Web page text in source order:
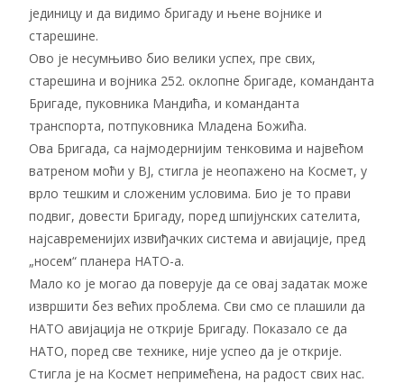
јединицу и да видимо бригаду и њене војнике и
старешине.
Ово је несумњиво био велики успех, пре свих,
старешина и војника 252. оклопне бригаде, команданта
Бригаде, пуковника Мандића, и команданта
транспорта, потпуковника Младена Божића.
Ова Бригада, са најмодернијим тенковима и највећом
ватреном моћи у ВЈ, стигла је неопажено на Космет, у
врло тешким и сложеним условима. Био је то прави
подвиг, довести Бригаду, поред шпијунских сателита,
најсавременијих извиђачких система и авијације, пред
„носем“ планера НАТО-а.
Мало ко је могао да поверује да се овај задатак може
извршити без већих проблема. Сви смо се плашили да
НАТО авијација не открије Бригаду. Показало се да
НАТО, поред све технике, није успео да је открије.
Стигла је на Космет непримећена, на радост свих нас.